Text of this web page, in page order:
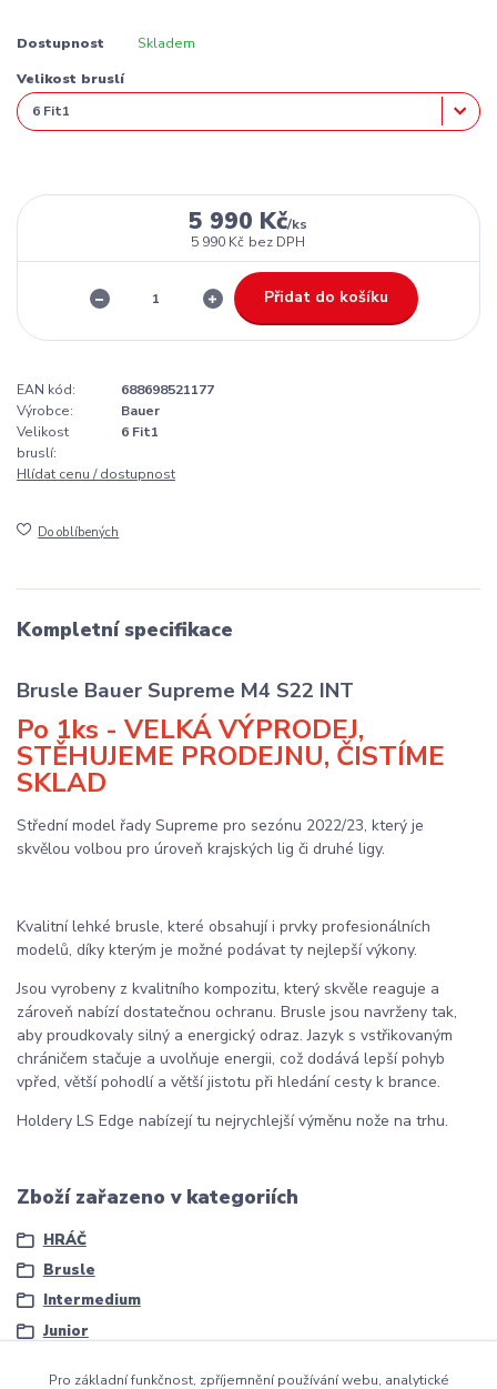
Dostupnost Skladem
Velikost bruslí
5 990 Kč/ks
5 990 Kč bez DPH
Přidat do košíku
EAN kód:
688698521177
Výrobce:
Bauer
Velikost
bruslí:
6 Fit1
Hlídat cenu / dostupnost
Do oblíbených
Kompletní specifikace
Brusle Bauer Supreme M4 S22 INT
Po 1ks - VELKÁ VÝPRODEJ,
STĚHUJEME PRODEJNU, ČISTÍME
SKLAD
Střední model řady Supreme pro sezónu 2022/23, který je
skvělou volbou pro úroveň krajských lig či druhé ligy.
Kvalitní lehké brusle, které obsahují i prvky profesionálních
modelů, díky kterým je možné podávat ty nejlepší výkony.
Jsou vyrobeny z kvalitního kompozitu, který skvěle reaguje a
zároveň nabízí dostatečnou ochranu. Brusle jsou navrženy tak,
aby proudkovaly silný a energický odraz. Jazyk s vstřikovaným
chráničem stačuje a uvolňuje energii, což dodává lepší pohyb
vpřed, větší pohodlí a větší jistotu při hledání cesty k brance.
Holdery LS Edge nabízejí tu nejrychlejší výměnu nože na trhu.
Zboží zařazeno v kategoriích
HRÁČ
Brusle
Intermedium
Junior
Pro základní funkčnost, zpříjemnění používání webu, analytické